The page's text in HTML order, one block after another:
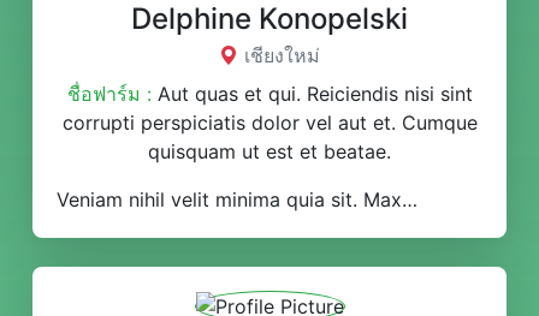
Delphine Konopelski
เชียงใหม่
ชื่อฟาร์ม :Aut quas et qui. Reiciendis nisi sint
corrupti perspiciatis dolor vel aut et. Cumque
quisquam ut est et beatae.
Veniam nihil velit minima quia sit. Maxime et quo tempore soluta. Assumenda nobis impedit velit aut. Et quibusdam voluptatibus cumque dolorum a dolor.